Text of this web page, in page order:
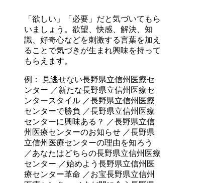
「欲しい」「必要」だと気づいてもら
いましょう。欲望、快感、解決、知
識、好奇心などを刺激する言葉を加え
ることで気づきが生まれ興味を持って
もらえます。
例： 見逃せない長野県立信州医療セ
ンター ／新たな長野県立信州医療セ
ンタースタイル ／長野県立信州医療
センターで勝負 ／長野県立信州医療
センターに興味ある？ ／長野県立信
州医療センターのお知らせ ／長野県
立信州医療センターの理由を知ろう
／あなたはどちらの長野県立信州医療
センター ／始めよう長野県立信州医
療センター革命 ／お宝長野県立信州